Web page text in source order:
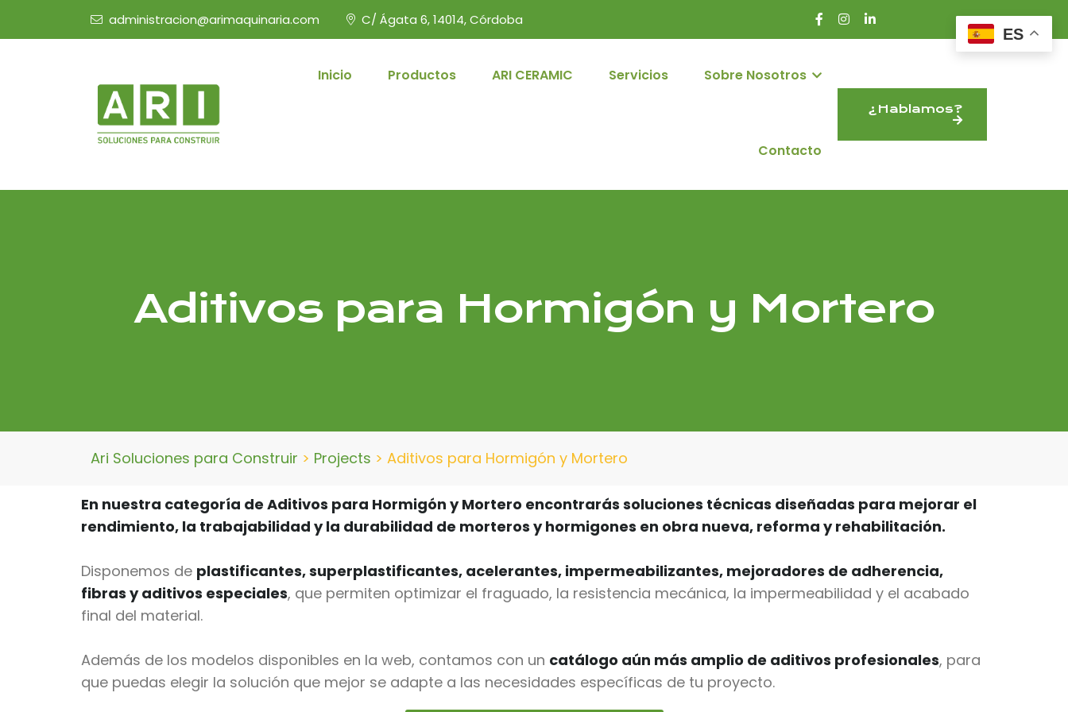
administracion@arimaquinaria.com C/ Ágata 6, 14014, Córdoba
Inicio Productos ARI CERAMIC Servicios Sobre Nosotros
Contacto
¿Hablamos?
Aditivos para Hormigón y Mortero
Ari Soluciones para Construir > Projects > Aditivos para Hormigón y Mortero
En nuestra categoría de Aditivos para Hormigón y Mortero encontrarás soluciones técnicas diseñadas para mejorar el
rendimiento, la trabajabilidad y la durabilidad de morteros y hormigones en obra nueva, reforma y rehabilitación.
Disponemos de plastificantes, superplastificantes, acelerantes, impermeabilizantes, mejoradores de adherencia,
fibras y aditivos especiales, que permiten optimizar el fraguado, la resistencia mecánica, la impermeabilidad y el acabado
final del material.
Además de los modelos disponibles en la web, contamos con un catálogo aún más amplio de aditivos profesionales, para
que puedas elegir la solución que mejor se adapte a las necesidades específicas de tu proyecto.
ES